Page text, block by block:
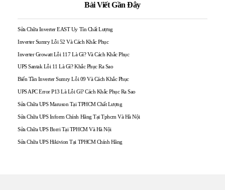
Bài Viết Gần Đây
Sửa Chữa Inverter EAST Uy Tín Chất Lượng
Inverter Sumry Lỗi 52 Và Cách Khắc Phục
Inverter Growatt Lỗi 117 Là Gì? Và Cách Khắc Phục
UPS Santak Lỗi 11 Là Gì? Khắc Phục Ra Sao
Biến Tần Inverter Sumry Lỗi 09 Và Cách Khắc Phục
UPS APC Error P13 Là Lỗi Gì? Cách Khắc Phục Ra Sao
Sửa Chữa UPS Maruson Tại TPHCM Chất Lượng
Sửa Chữa UPS Inform Chính Hãng Tại Tphcm Và Hà Nội
Sửa Chữa UPS Borri Tại TPHCM Và Hà Nội
Sửa Chữa UPS Hikivion Tại TPHCM Chính Hãng